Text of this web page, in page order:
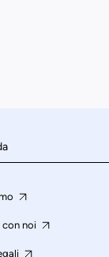
con noi